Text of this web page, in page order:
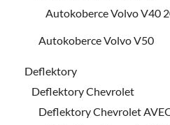
Autokoberce Volvo V40
Autokoberce Volvo V50
Deflektory
Deflektory Chevrolet
Deflektory Chevrolet